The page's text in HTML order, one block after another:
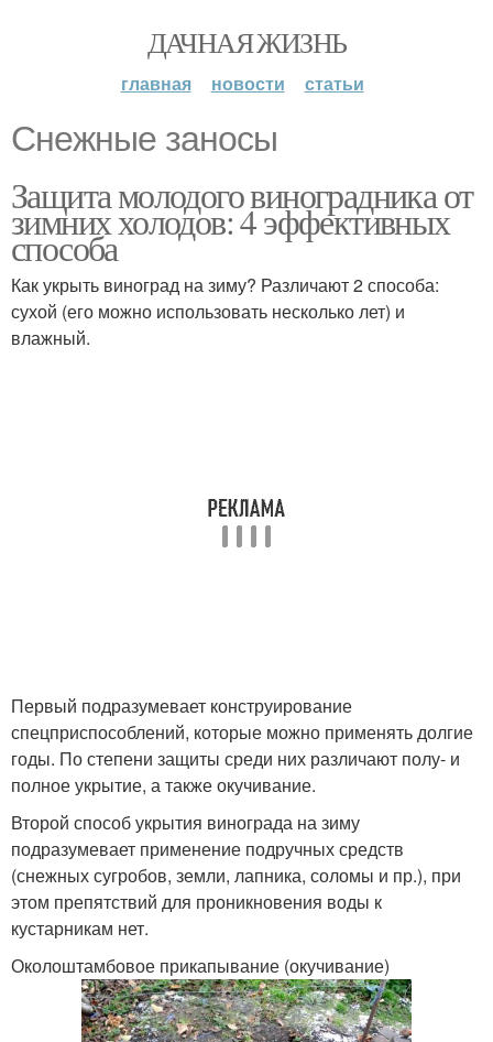
ДАЧНАЯ ЖИЗНЬ
главная новости статьи
Снежные заносы
Защита молодого виноградника от
зимних холодов: 4 эффективных
способа
Как укрыть виноград на зиму? Различают 2 способа:
сухой (его можно использовать несколько лет) и
влажный.
Первый подразумевает конструирование
спецприспособлений, которые можно применять долгие
годы. По степени защиты среди них различают полу- и
полное укрытие, а также окучивание.
Второй способ укрытия винограда на зиму
подразумевает применение подручных средств
(снежных сугробов, земли, лапника, соломы и пр.), при
этом препятствий для проникновения воды к
кустарникам нет.
Околоштамбовое прикапывание (окучивание)